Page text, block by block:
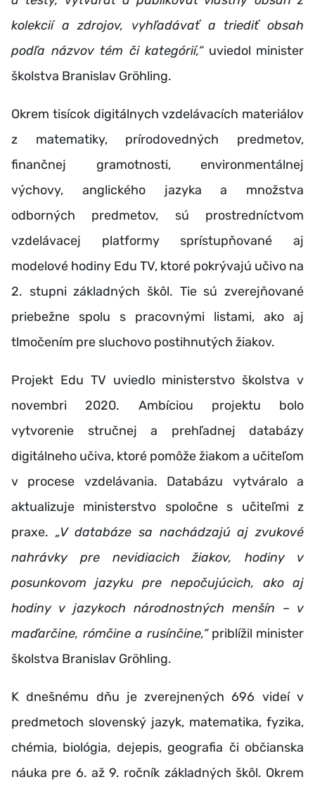
kolekcií a zdrojov, vyhľadávať a triediť obsah
podľa názvov tém či kategórií,“uviedol minister
školstva Branislav Gröhling.
Okrem tisícok digitálnych vzdelávacích materiálov
z matematiky, prírodovedných predmetov,
finančnej gramotnosti, environmentálnej
výchovy, anglického jazyka a množstva
odborných predmetov, sú prostredníctvom
vzdelávacej platformy sprístupňované aj
modelové hodiny Edu TV, ktoré pokrývajú učivo na
2. stupni základných škôl. Tie sú zverejňované
priebežne spolu s pracovnými listami, ako aj
tlmočením pre sluchovo postihnutých žiakov.
Projekt Edu TV uviedlo ministerstvo školstva v
novembri 2020. Ambíciou projektu bolo
vytvorenie stručnej a prehľadnej databázy
digitálneho učiva, ktoré pomôže žiakom a učiteľom
v procese vzdelávania. Databázu vytváralo a
aktualizuje ministerstvo spoločne s učiteľmi z
praxe. „V databáze sa nachádzajú aj zvukové
nahrávky pre nevidiacich žiakov, hodiny v
posunkovom jazyku pre nepočujúcich, ako aj
hodiny v jazykoch národnostných menšín – v
maďarčine, rómčine a rusínčine,“priblížil minister
školstva Branislav Gröhling.
K dnešnému dňu je zverejnených 696 videí v
predmetoch slovenský jazyk, matematika, fyzika,
chémia, biológia, dejepis, geografia či občianska
náuka pre 6. až 9. ročník základných škôl. Okrem